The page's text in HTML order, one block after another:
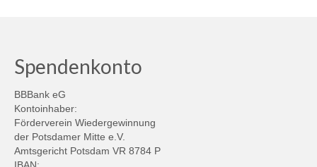
Spendenkonto
BBBank eG
Kontoinhaber:
Förderverein Wiedergewinnung
der Potsdamer Mitte e.V.
Amtsgericht Potsdam VR 8784 P